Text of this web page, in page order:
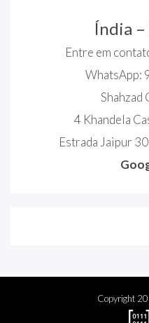
Índia
Entre em
WhatsApp:
Shahzad
4 Khandela
Estrada Jaipur
Copyright